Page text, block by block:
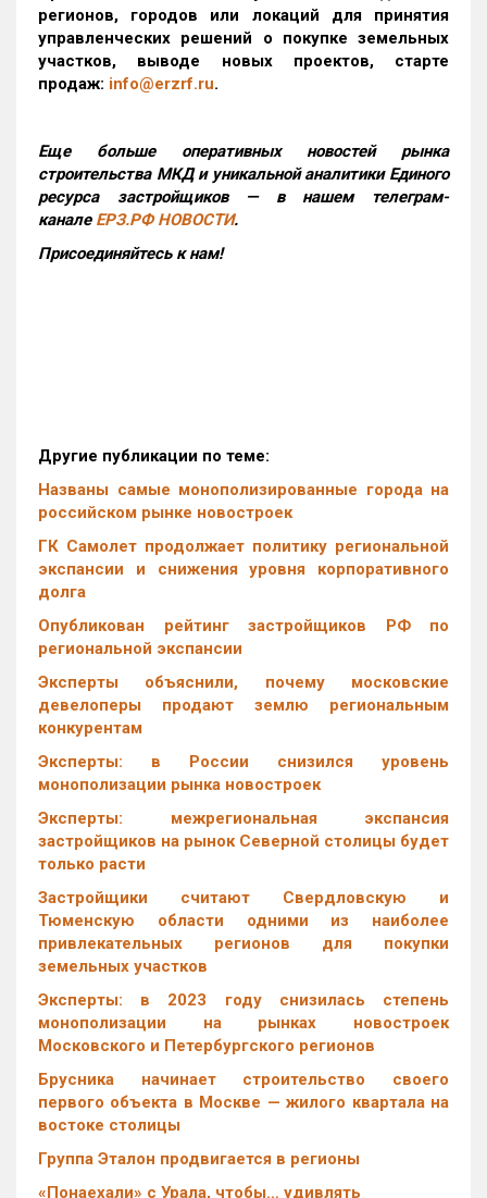
регионов, городов или локаций для принятия
управленческих решений о покупке земельных
участков, выводе новых проектов, старте
продаж: info@erzrf.ru.
Еще больше оперативных новостей рынка
строительства МКД и уникальной аналитики Единого
ресурса застройщиков — в нашем телеграм-
канале ЕРЗ.РФ НОВОСТИ.
Присоединяйтесь к нам!
Другие публикации по теме:
Названы самые монополизированные города на
российском рынке новостроек
ГК Самолет продолжает политику региональной
экспансии и снижения уровня корпоративного
долга
Опубликован рейтинг застройщиков РФ по
региональной экспансии
Эксперты объяснили, почему московские
девелоперы продают землю региональным
конкурентам
Эксперты: в России снизился уровень
монополизации рынка новостроек
Эксперты: межрегиональная экспансия
застройщиков на рынок Северной столицы будет
только расти
Застройщики считают Свердловскую и
Тюменскую области одними из наиболее
привлекательных регионов для покупки
земельных участков
Эксперты: в 2023 году снизилась степень
монополизации на рынках новостроек
Московского и Петербургского регионов
Брусника начинает строительство своего
первого объекта в Москве — жилого квартала на
востоке столицы
Группа Эталон продвигается в регионы
«Понаехали» с Урала, чтобы… удивлять